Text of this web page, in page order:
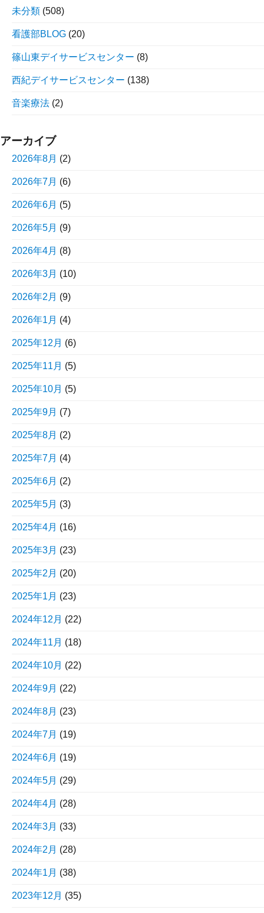
未分類 (508)
看護部BLOG (20)
篠山東デイサービスセンター (8)
西紀デイサービスセンター (138)
音楽療法 (2)
アーカイブ
2026年8月 (2)
2026年7月 (6)
2026年6月 (5)
2026年5月 (9)
2026年4月 (8)
2026年3月 (10)
2026年2月 (9)
2026年1月 (4)
2025年12月 (6)
2025年11月 (5)
2025年10月 (5)
2025年9月 (7)
2025年8月 (2)
2025年7月 (4)
2025年6月 (2)
2025年5月 (3)
2025年4月 (16)
2025年3月 (23)
2025年2月 (20)
2025年1月 (23)
2024年12月 (22)
2024年11月 (18)
2024年10月 (22)
2024年9月 (22)
2024年8月 (23)
2024年7月 (19)
2024年6月 (19)
2024年5月 (29)
2024年4月 (28)
2024年3月 (33)
2024年2月 (28)
2024年1月 (38)
2023年12月 (35)